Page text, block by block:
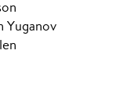
Yuganov